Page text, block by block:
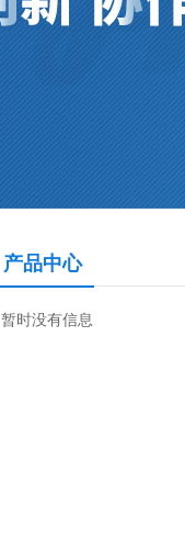
产品中心
暂时没有信息